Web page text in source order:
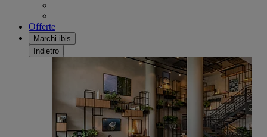
Offerte
Marchi ibis
Indietro